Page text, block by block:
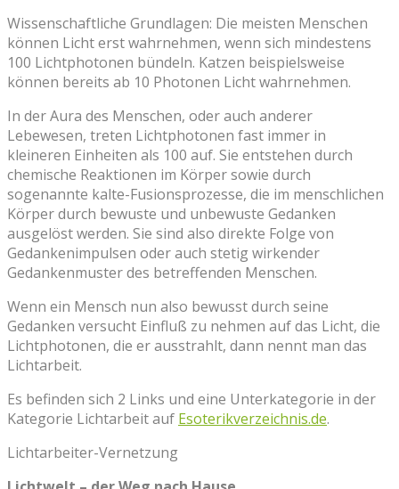
Wissenschaftliche Grundlagen: Die meisten Menschen
können Licht erst wahrnehmen, wenn sich mindestens
100 Lichtphotonen bündeln. Katzen beispielsweise
können bereits ab 10 Photonen Licht wahrnehmen.
In der Aura des Menschen, oder auch anderer
Lebewesen, treten Lichtphotonen fast immer in
kleineren Einheiten als 100 auf. Sie entstehen durch
chemische Reaktionen im Körper sowie durch
sogenannte kalte-Fusionsprozesse, die im menschlichen
Körper durch bewuste und unbewuste Gedanken
ausgelöst werden. Sie sind also direkte Folge von
Gedankenimpulsen oder auch stetig wirkender
Gedankenmuster des betreffenden Menschen.
Wenn ein Mensch nun also bewusst durch seine
Gedanken versucht Einfluß zu nehmen auf das Licht, die
Lichtphotonen, die er ausstrahlt, dann nennt man das
Lichtarbeit.
Es befinden sich 2 Links und eine Unterkategorie in der
Kategorie Lichtarbeit auf Esoterikverzeichnis.de.
Lichtarbeiter-Vernetzung